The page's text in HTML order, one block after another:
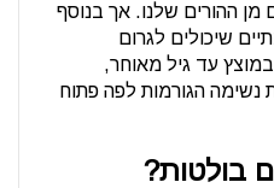
מן ההורים שלנו. אך בנוסף
שיכולים לגרום
עד גיל מאוחר,
נשימה הגורמות לפה פתוח
בולטות?